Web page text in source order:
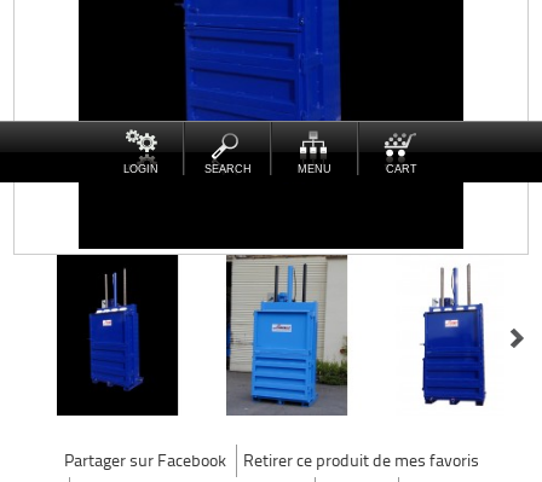
Partager sur Facebook
Retirer ce produit de mes favoris
LOGIN SEARCH MENU CART